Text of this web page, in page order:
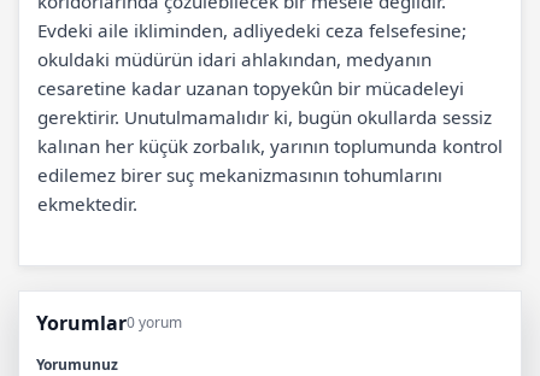
Evdeki aile ikliminden, adliyedeki ceza felsefesine;
okuldaki müdürün idari ahlakından, medyanın
cesaretine kadar uzanan topyekûn bir mücadeleyi
gerektirir. Unutulmamalıdır ki, bugün okullarda sessiz
kalınan her küçük zorbalık, yarının toplumunda kontrol
edilemez birer suç mekanizmasının tohumlarını
ekmektedir.
Yorumlar0 yorum
Yorumunuz